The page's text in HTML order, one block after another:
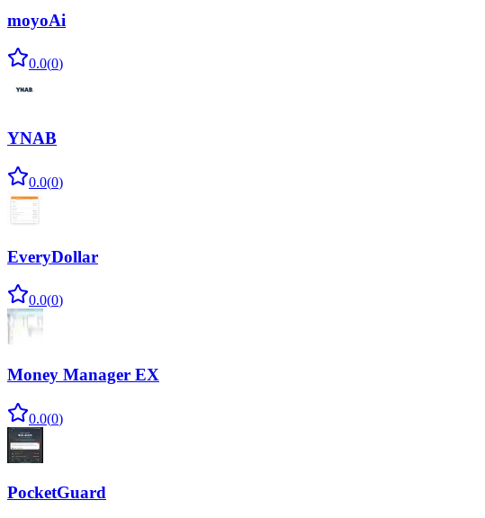
moyoAi
0.0(0)
YNAB
0.0(0)
EveryDollar
0.0(0)
Money Manager EX
0.0(0)
PocketGuard